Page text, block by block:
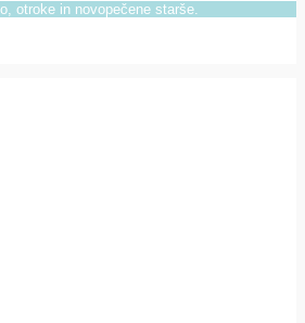
otroke in novopečene starše.